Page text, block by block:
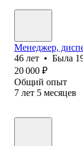
Менеджер,
46 лет • Была
20 000 ₽
Общий опыт
7 лет 5 месяцев